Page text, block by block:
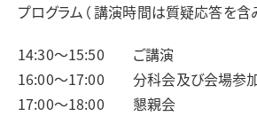
プログラム（ 講演時間は質疑応答を含
14:30～15:50 ご講演
16:00～17:00 分科会及び会場参
17:00～18:00 懇親会